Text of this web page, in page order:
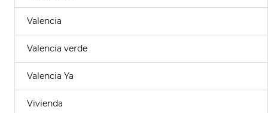
Valencia
Valencia verde
Valencia Ya
Vivienda